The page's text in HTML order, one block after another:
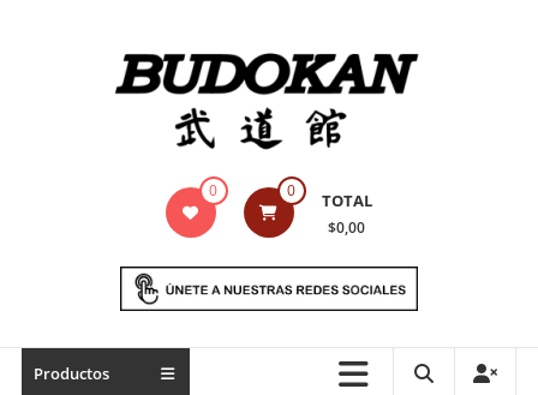
Indumentaria
marciales
Todo
0 0 TOTAL
$0,00
Productos